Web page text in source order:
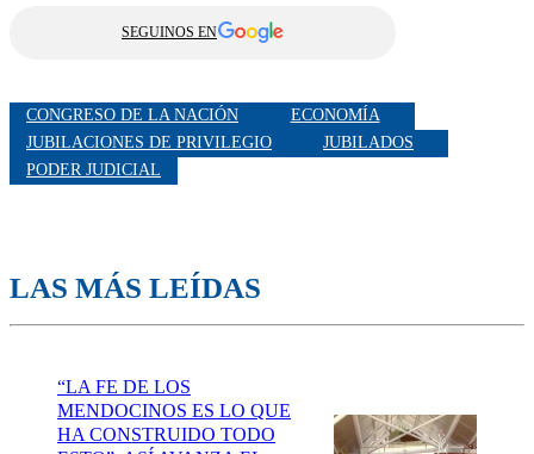
SEGUINOS EN
CONGRESO DE LA NACIÓN
ECONOMÍA
JUBILACIONES DE PRIVILEGIO
JUBILADOS
PODER JUDICIAL
LAS MÁS LEÍDAS
“LA FE DE LOS
MENDOCINOS ES LO QUE
HA CONSTRUIDO TODO